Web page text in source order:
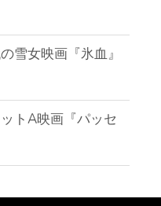
雪女映画『氷血』
トA映画『パッセ